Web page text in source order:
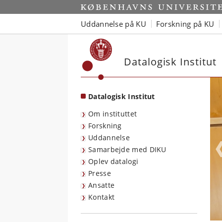
Start
Uddannelse på KU Forskning på KU
Datalogisk Institut
Datalogisk Institut
Om instituttet
Forskning
Uddannelse
Samarbejde med DIKU
Oplev datalogi
Presse
Ansatte
Kontakt